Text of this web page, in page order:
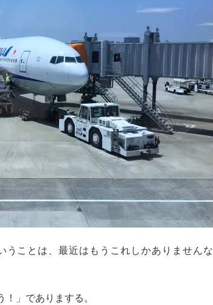
うことは、最近はもうこれしかありませんな
」でありまする。